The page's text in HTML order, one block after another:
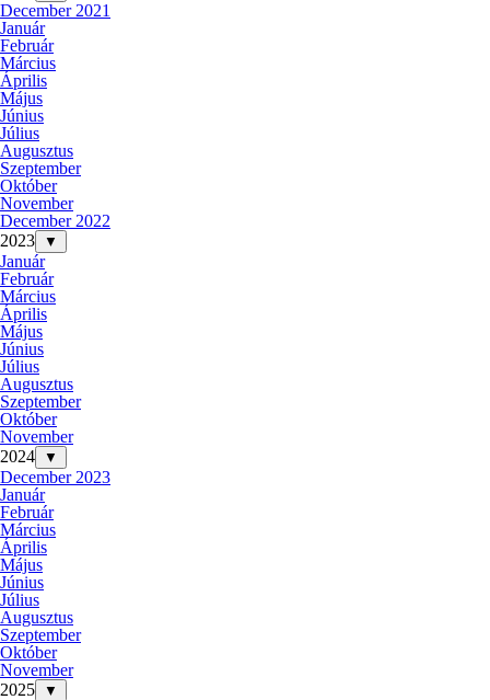
December 2021
Január
Február
Március
Április
Május
Június
Július
Augusztus
Szeptember
Október
November
December 2022
2023
▼
Január
Február
Március
Április
Május
Június
Július
Augusztus
Szeptember
Október
November
2024
▼
December 2023
Január
Február
Március
Április
Május
Június
Július
Augusztus
Szeptember
Október
November
2025
▼